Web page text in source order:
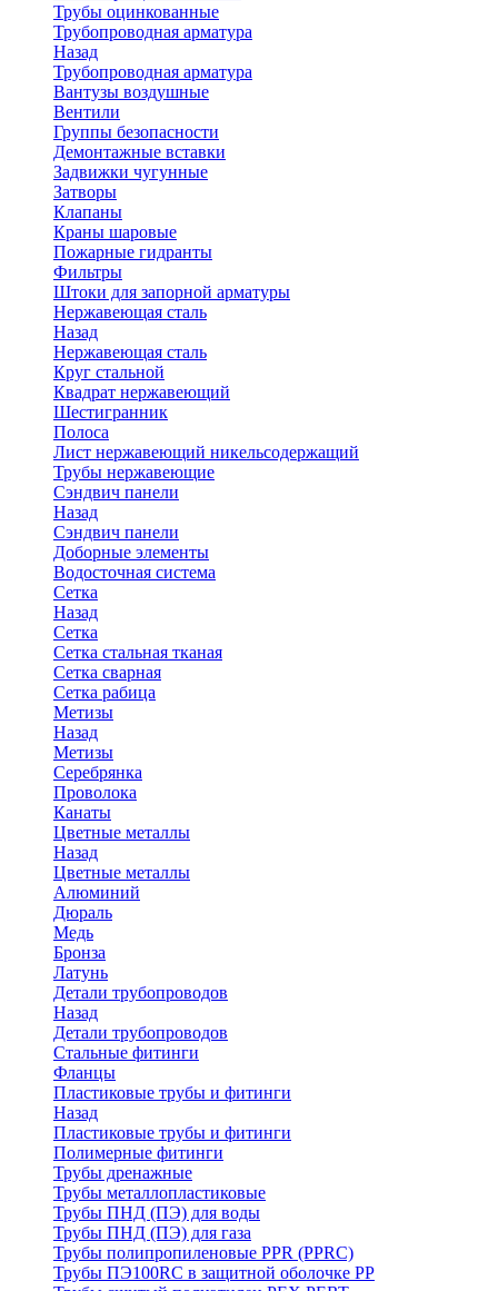
Трубы оцинкованные
Трубопроводная арматура
Назад
Трубопроводная арматура
Вантузы воздушные
Вентили
Группы безопасности
Демонтажные вставки
Задвижки чугунные
Затворы
Клапаны
Краны шаровые
Пожарные гидранты
Фильтры
Штоки для запорной арматуры
Нержавеющая сталь
Назад
Нержавеющая сталь
Круг стальной
Квадрат нержавеющий
Шестигранник
Полоса
Лист нержавеющий никельсодержащий
Трубы нержавеющие
Сэндвич панели
Назад
Сэндвич панели
Доборные элементы
Водосточная система
Сетка
Назад
Сетка
Сетка стальная тканая
Сетка сварная
Сетка рабица
Метизы
Назад
Метизы
Серебрянка
Проволока
Канаты
Цветные металлы
Назад
Цветные металлы
Алюминий
Дюраль
Медь
Бронза
Латунь
Детали трубопроводов
Назад
Детали трубопроводов
Стальные фитинги
Фланцы
Пластиковые трубы и фитинги
Назад
Пластиковые трубы и фитинги
Полимерные фитинги
Трубы дренажные
Трубы металлопластиковые
Трубы ПНД (ПЭ) для воды
Трубы ПНД (ПЭ) для газа
Трубы полипропиленовые PPR (PPRC)
Трубы ПЭ100RC в защитной оболочке PP